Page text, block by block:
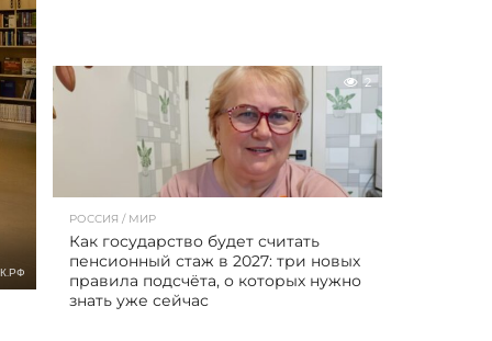
2
РОССИЯ / МИР
Как государство будет считать
пенсионный стаж в 2027: три новых
правила подсчёта, о которых нужно
знать уже сейчас